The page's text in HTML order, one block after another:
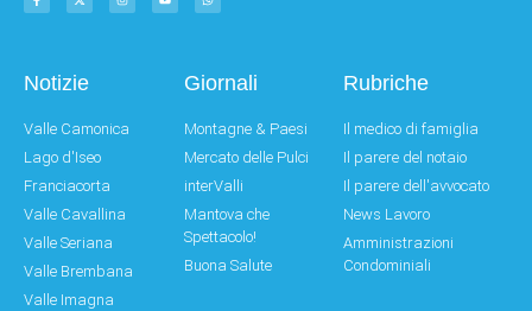
Notizie
Valle Camonica
Lago d'Iseo
Franciacorta
Valle Cavallina
Valle Seriana
Valle Brembana
Valle Imagna
Giornali
Montagne & Paesi
Mercato delle Pulci
interValli
Mantova che
Spettacolo!
Buona Salute
Rubriche
Il medico di famiglia
Il parere del notaio
Il parere dell'avvocato
News Lavoro
Amministrazioni
Condominiali